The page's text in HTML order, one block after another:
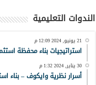
الندوات التعليمية
21 يونيو, 2024 12:09 م
استراتيجيات بناء محفظة
30 يناير, 2024 1:32 م
أسرار نظرية وايكوف – بناء